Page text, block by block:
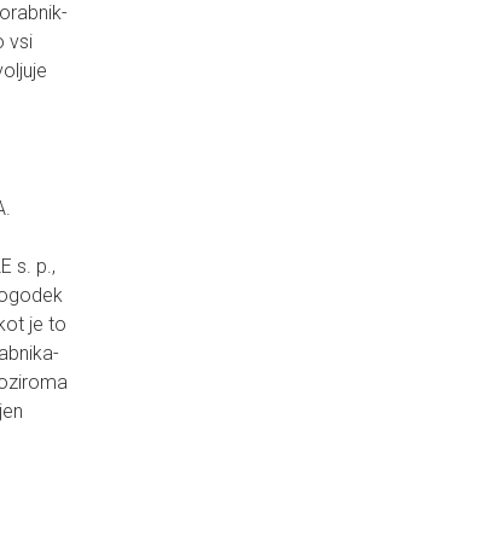
vsi
s. p.,
je to